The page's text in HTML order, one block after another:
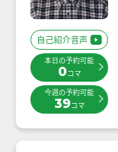
自己紹介音声
本日の予約可能
0コマ
今週の予約可能
39コマ